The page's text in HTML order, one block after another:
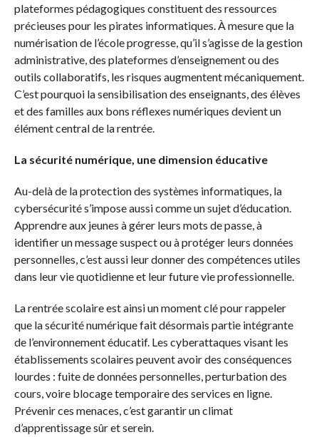
plateformes pédagogiques constituent des ressources
précieuses pour les pirates informatiques. À mesure que la
numérisation de l’école progresse, qu’il s’agisse de la gestion
administrative, des plateformes d’enseignement ou des
outils collaboratifs, les risques augmentent mécaniquement.
C’est pourquoi la sensibilisation des enseignants, des élèves
et des familles aux bons réflexes numériques devient un
élément central de la rentrée.
La sécurité numérique, une dimension éducative
Au-delà de la protection des systèmes informatiques, la
cybersécurité s’impose aussi comme un sujet d’éducation.
Apprendre aux jeunes à gérer leurs mots de passe, à
identifier un message suspect ou à protéger leurs données
personnelles, c’est aussi leur donner des compétences utiles
dans leur vie quotidienne et leur future vie professionnelle.
La rentrée scolaire est ainsi un moment clé pour rappeler
que la sécurité numérique fait désormais partie intégrante
de l’environnement éducatif. Les cyberattaques visant les
établissements scolaires peuvent avoir des conséquences
lourdes : fuite de données personnelles, perturbation des
cours, voire blocage temporaire des services en ligne.
Prévenir ces menaces, c’est garantir un climat
d’apprentissage sûr et serein.